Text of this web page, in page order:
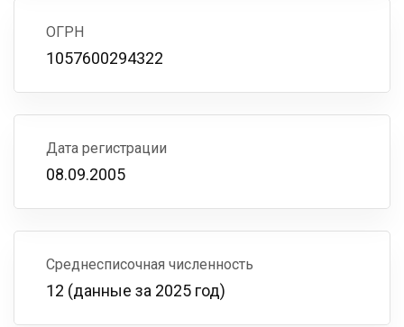
ОГРН
1057600294322
Дата регистрации
08.09.2005
Среднесписочная численность
12 (данные за 2025 год)